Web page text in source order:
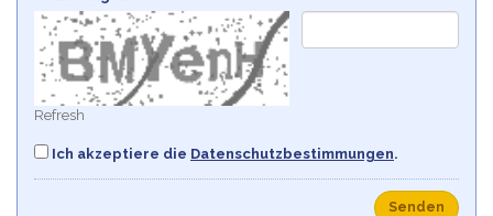
Refresh
Ich akzeptiere die Datenschutzbestimmungen.
Senden